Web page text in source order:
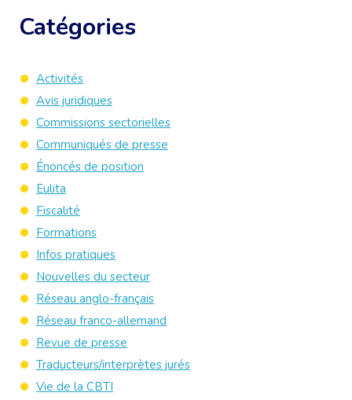
Catégories
Activités
Avis juridiques
Commissions sectorielles
Communiqués de presse
Énoncés de position
Eulita
Fiscalité
Formations
Infos pratiques
Nouvelles du secteur
Réseau anglo-français
Réseau franco-allemand
Revue de presse
Traducteurs/interprètes jurés
Vie de la CBTI